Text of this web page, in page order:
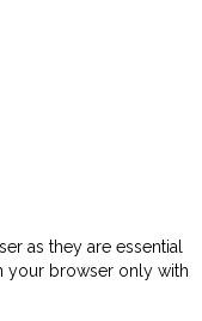
as they are essential
your browser only with